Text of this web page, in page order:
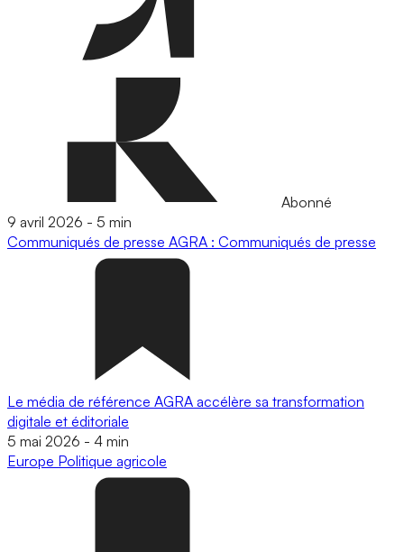
Abonné
9 avril 2026 - 5 min
Communiqués de presse AGRA : Communiqués de presse
Le média de référence AGRA accélère sa transformation
digitale et éditoriale
5 mai 2026 - 4 min
Europe Politique agricole